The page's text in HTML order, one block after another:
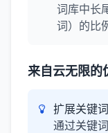
词库中长
词）的比
来自云无限的
扩展关键
通过关键